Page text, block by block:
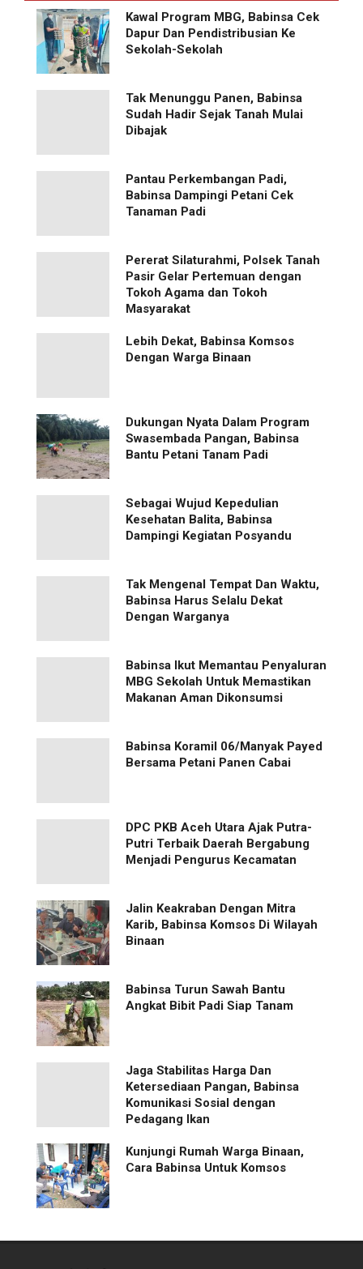
Kawal Program MBG, Babinsa Cek
Dapur Dan Pendistribusian Ke
Sekolah-Sekolah
Tak Menunggu Panen, Babinsa
Sudah Hadir Sejak Tanah Mulai
Dibajak
Pantau Perkembangan Padi,
Babinsa Dampingi Petani Cek
Tanaman Padi
Pererat Silaturahmi, Polsek Tanah
Pasir Gelar Pertemuan dengan
Tokoh Agama dan Tokoh
Masyarakat
Lebih Dekat, Babinsa Komsos
Dengan Warga Binaan
Dukungan Nyata Dalam Program
Swasembada Pangan, Babinsa
Bantu Petani Tanam Padi
Sebagai Wujud Kepedulian
Kesehatan Balita, Babinsa
Dampingi Kegiatan Posyandu
Tak Mengenal Tempat Dan Waktu,
Babinsa Harus Selalu Dekat
Dengan Warganya
Babinsa Ikut Memantau Penyaluran
MBG Sekolah Untuk Memastikan
Makanan Aman Dikonsumsi
Babinsa Koramil 06/Manyak Payed
Bersama Petani Panen Cabai
‎DPC PKB Aceh Utara Ajak Putra-
Putri Terbaik Daerah Bergabung
Menjadi Pengurus Kecamatan
Jalin Keakraban Dengan Mitra
Karib, Babinsa Komsos Di Wilayah
Binaan
Babinsa Turun Sawah Bantu
Angkat Bibit Padi Siap Tanam
Jaga Stabilitas Harga Dan
Ketersediaan Pangan, Babinsa
Komunikasi Sosial dengan
Pedagang Ikan
Kunjungi Rumah Warga Binaan,
Cara Babinsa Untuk Komsos